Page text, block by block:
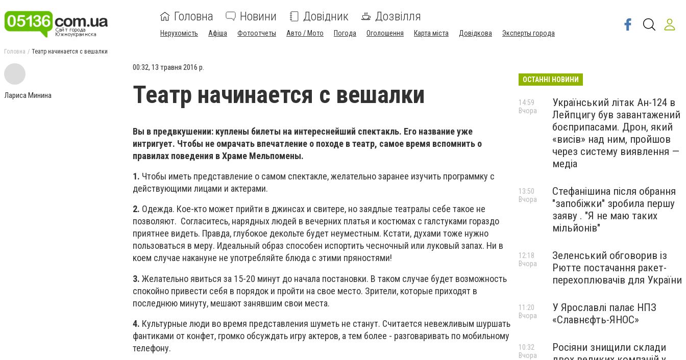
Головна Новини Довідник Дозвілля
Нерухомість Афіша Фотоотчеты Авто / Мото Погода Оголошення Карта міста Довідкова Эксперты города
Головна Театр начинается с вешалки
Лариса Минина
00:32, 13 травня 2016 р.
Театр начинается с вешалки
Вы в предвкушении: куплены билеты на интереснейший спектакль. Его название уже
интригует. Чтобы не омрачать впечатление о походе в театр, самое время вспомнить о
правилах поведения в Храме Мельпомены.
1. Чтобы иметь представление о самом спектакле, желательно заранее изучить программку с
действующими лицами и актерами.
2. Одежда. Кое-кто может прийти в джинсах и свитере, но заядлые театралы себе такое не
позволяют. Согласитесь, нарядных людей в вечерних платья и костюмах с галстуками гораздо
приятнее видеть. Правда, глубокое декольте будет неуместным. Кстати, духами тоже нужно
пользоваться в меру. Идеальный образ способен испортить чесночный или луковый запах. Ни в
коем случае накануне не употребляйте блюда с этими пряностями!
3. Желательно явиться за 15-20 минут до начала постановки. В таком случае будет возможность
спокойно привести себя в порядок и пройти на свое место. Зрители, которые приходят в
последнюю минуту, мешают занявшим свои места.
4. Культурные люди во время представления шуметь не станут. Считается невежливым шуршать
фантиками от конфет, громко обсуждать игру актеров, а тем более - разговаривать по мобильному
телефону.
ОСТАННІ НОВИНИ
Український літак Ан-124 в
Лейпцигу був завантажений
боєприпасами. Дрон, який
«висів» над ним, пройшов
через систему виявлення —
медіа
14:59
Вчора
Стефанішина після обрання
"запобіжки" зробила першу
заяву . "Я не маю таких
мільйонів"
13:50
Вчора
Зеленський обговорив із
Рютте постачання ракет-
перехоплювачів для України
12:18
Вчора
У Ярославлі палає НПЗ
«Славнєфть-ЯНОС»
11:20
Вчора
Росіяни знищили склади
10:32
Вчора